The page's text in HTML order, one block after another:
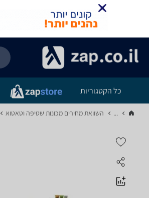
כל הקטגוריות
... השוואת מחירים מכונות שטיפה וטאטוא‏